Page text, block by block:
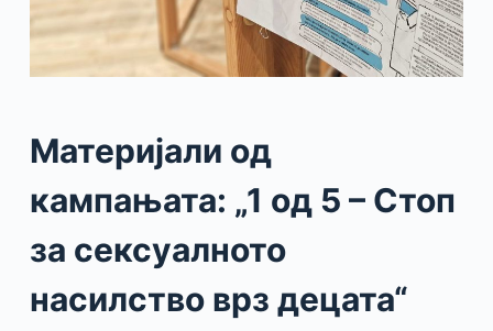
Материјали од
кампањата: „1 од 5 – Стоп
за сексуалното
насилство врз децата“